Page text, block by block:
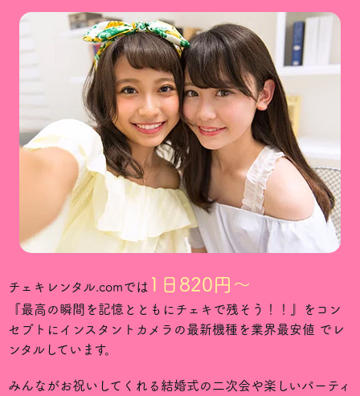
チェキレンタル.comでは 1日820円〜
『最高の瞬間を記憶とともにチェキで残そう！！』をコン
セプトにインスタントカメラの最新機種を業界最安値 でレ
ンタルしています。
みんながお祝いしてくれる結婚式の二次会や楽しいパーティ